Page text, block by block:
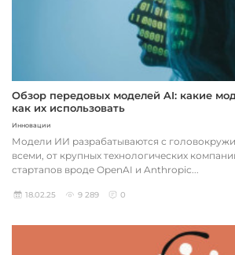
Обзор передовых моделей AI: какие
как их использовать
Инновации
Модели ИИ разрабатываются с
всеми, от крупных технологических
стартапов вроде OpenAI и Anthropic...
18.02.25 9 289 0